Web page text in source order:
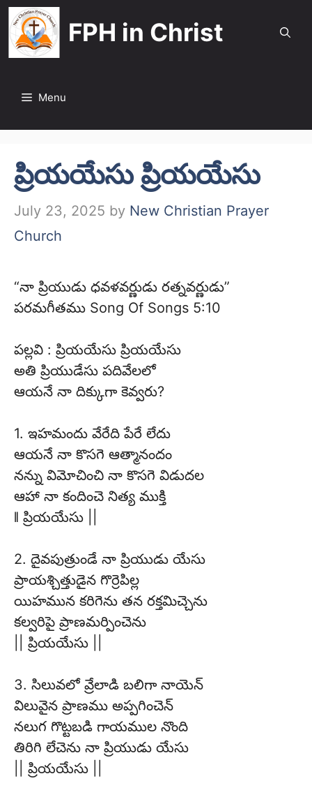
Skip
to
content
FPH in Christ
Menu
ప్రియయేసు ప్రియయేసు
July 23, 2025 by New Christian Prayer
Church
“నా ప్రియుడు ధవళవర్ణుడు రత్నవర్ణుడు”
పరమగీతము Song Of Songs 5:10
పల్లవి : ప్రియయేసు ప్రియయేసు
అతి ప్రియుడేసు పదివేలలో
ఆయనే నా దిక్కుగా కెవ్వరు?
1. ఇహమందు వేరేది పేరే లేదు
ఆయనే నా కొసగె ఆత్మానందం
నన్ను విమోచించి నా కొసగె విడుదల
ఆహా నా కందించె నిత్య ముక్తి
ǁ ప్రియయేసు ||
2. దైవపుత్రుండే నా ప్రియుడు యేసు
ప్రాయశ్చిత్తుడైన గొర్రెపిల్ల
యిహమున కరిగెను తన రక్తమిచ్చెను
కల్వరిపై ప్రాణమర్పించెను
|| ప్రియయేసు ||
3. సిలువలో వ్రేలాడి బలిగా నాయెన్
విలువైన ప్రాణము అప్పగించెన్
నలుగ గొట్టబడి గాయముల నొంది
తిరిగి లేచెను నా ప్రియుడు యేసు
|| ప్రియయేసు ||